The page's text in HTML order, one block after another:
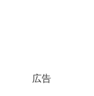
広告